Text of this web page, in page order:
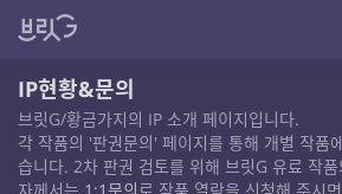
IP현황&문의
브릿G/황금가지의 IP 소개 페이지입니다.
각 작품의 '판권문의' 페이지를 통해 개별 작품
습니다. 2차 판권 검토를 위해 브릿G 유료 작